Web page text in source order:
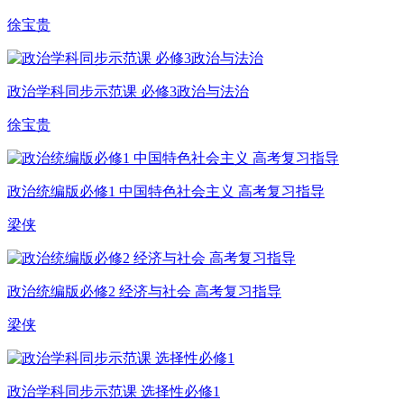
徐宝贵
政治学科同步示范课 必修3政治与法治
徐宝贵
政治统编版必修1 中国特色社会主义 高考复习指导
梁侠
政治统编版必修2 经济与社会 高考复习指导
梁侠
政治学科同步示范课 选择性必修1